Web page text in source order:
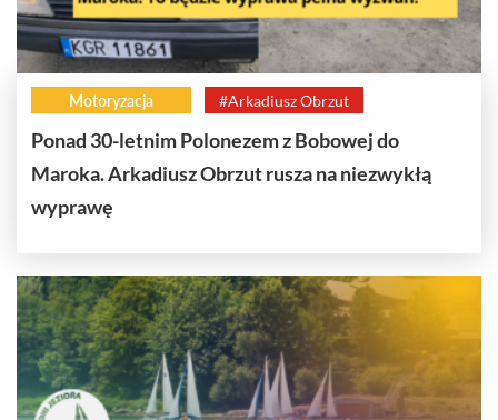
Motoryzacja #Arkadiusz Obrzut
Ponad 30-letnim Polonezem z Bobowej do
Maroka. Arkadiusz Obrzut rusza na niezwykłą
wyprawę